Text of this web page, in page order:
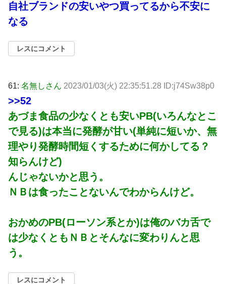
自社ブランドの安いやつ買ってるから不安に
なる
レスにコメント
61: 名無しさん 2023/01/03(火) 22:35:51.28 ID:j74Sw38p0
>>52
あづま食品の少なくとも安いPB(いろんなとこ
で見る)は本当に発酵が甘い(単純に短いか、無
理やり発酵時間短くするために何かしてる？
知らんけど)
んじゃないかと思う。
ＮＢは食ったことないんでわからんけど。
おかめのPB(ローソン系とか)は俺のバカ舌で
は少なくともＮＢとそんなに変わりんと思
う。
レスにコメント